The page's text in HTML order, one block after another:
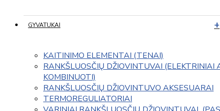
GYVATUKAI
KAITINIMO ELEMENTAI (TENAI)
RANKŠLUOSČIŲ DŽIOVINTUVAI (ELEKTRINIAI
KOMBINUOTI)
RANKŠLUOSČIŲ DŽIOVINTUVO AKSESUARAI
TERMOREGULIATORIAI